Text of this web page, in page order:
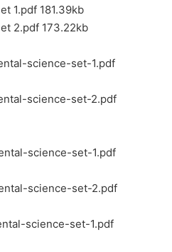
1.pdf 181.39kb
2.pdf 173.22kb
science-set-1.pdf
science-set-2.pdf
science-set-1.pdf
science-set-2.pdf
science-set-1.pdf